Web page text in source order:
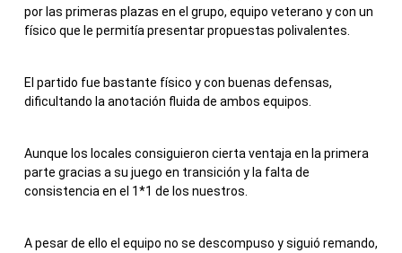
por las primeras plazas en el grupo, equipo veterano y con un
físico que le permitía presentar propuestas polivalentes.
El partido fue bastante físico y con buenas defensas,
dificultando la anotación fluida de ambos equipos.
Aunque los locales consiguieron cierta ventaja en la primera
parte gracias a su juego en transición y la falta de
consistencia en el 1*1 de los nuestros.
A pesar de ello el equipo no se descompuso y siguió remando,